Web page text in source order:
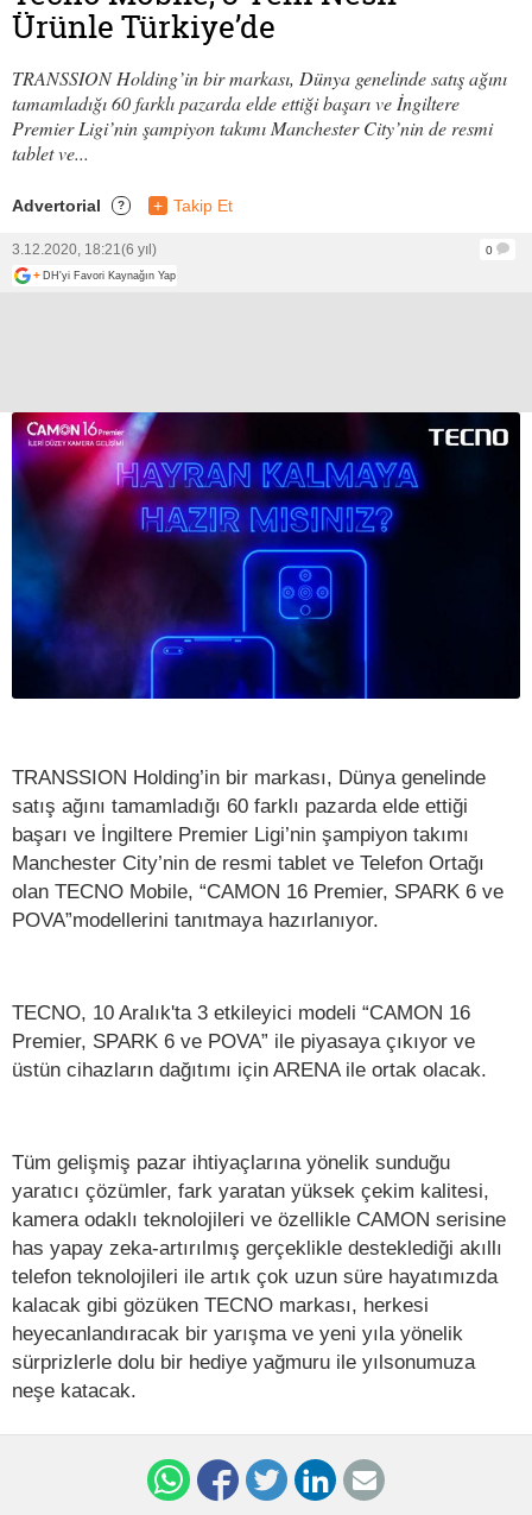
Ürünle Türkiye’de
TRANSSION Holding’in bir markası, Dünya genelinde satış ağını
tamamladığı 60 farklı pazarda elde ettiği başarı ve İngiltere
Premier Ligi’nin şampiyon takımı Manchester City’nin de resmi
tablet ve...
Advertorial ? + Takip Et
3.12.2020, 18:21(6 yıl)
0
+ DH'yi Favori Kaynağın Yap
TRANSSION Holding’in bir markası, Dünya genelinde
satış ağını tamamladığı 60 farklı pazarda elde ettiği
başarı ve İngiltere Premier Ligi’nin şampiyon takımı
Manchester City’nin de resmi tablet ve Telefon Ortağı
olan TECNO Mobile, “CAMON 16 Premier, SPARK 6 ve
POVA”modellerini tanıtmaya hazırlanıyor.
TECNO, 10 Aralık'ta 3 etkileyici modeli “CAMON 16
Premier, SPARK 6 ve POVA” ile piyasaya çıkıyor ve
üstün cihazların dağıtımı için ARENA ile ortak olacak.
Tüm gelişmiş pazar ihtiyaçlarına yönelik sunduğu
yaratıcı çözümler, fark yaratan yüksek çekim kalitesi,
kamera odaklı teknolojileri ve özellikle CAMON serisine
has yapay zeka-artırılmış gerçeklikle desteklediği akıllı
telefon teknolojileri ile artık çok uzun süre hayatımızda
kalacak gibi gözüken TECNO markası, herkesi
heyecanlandıracak bir yarışma ve yeni yıla yönelik
sürprizlerle dolu bir hediye yağmuru ile yılsonumuza
neşe katacak.